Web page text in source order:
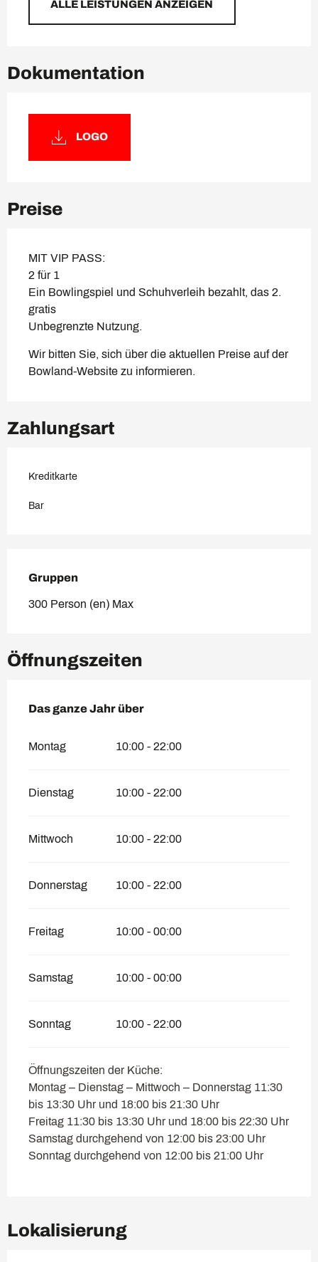
ALLE LEISTUNGEN ANZEIGEN
Dokumentation
LOGO
Preise
MIT VIP PASS:
2 für 1
Ein Bowlingspiel und Schuhverleih bezahlt, das 2.
gratis
Unbegrenzte Nutzung.
Wir bitten Sie, sich über die aktuellen Preise auf der
Bowland-Website zu informieren.
Zahlungsart
Kreditkarte
Bar
Gruppen
Gruppen
300 Person (en) Max
Öffnungszeiten
Das ganze Jahr über
Das ganze Jahr über
Montag 10:00 - 22:00
Dienstag 10:00 - 22:00
Mittwoch 10:00 - 22:00
Donnerstag 10:00 - 22:00
Freitag 10:00 - 00:00
Samstag 10:00 - 00:00
Sonntag 10:00 - 22:00
Öffnungszeiten der Küche:
Montag – Dienstag – Mittwoch – Donnerstag 11:30
bis 13:30 Uhr und 18:00 bis 21:30 Uhr
Freitag 11:30 bis 13:30 Uhr und 18:00 bis 22:30 Uhr
Samstag durchgehend von 12:00 bis 23:00 Uhr
Sonntag durchgehend von 12:00 bis 21:00 Uhr
Lokalisierung